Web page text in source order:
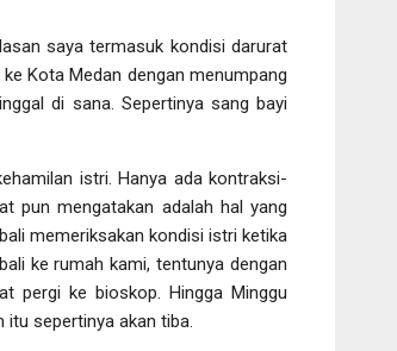
saya termasuk kondisi darurat
Kota Medan dengan menumpang
di sana. Sepertinya sang bayi
istri. Hanya ada kontraksi-
pun mengatakan adalah hal yang
memeriksakan kondisi istri ketika
ke rumah kami, tentunya dengan
pergi ke bioskop. Hingga Minggu
sepertinya akan tiba.